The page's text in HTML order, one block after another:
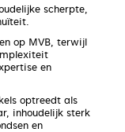
scherpte,
op MVB, terwijl
en
optreedt als
inhoudelijk sterk
en